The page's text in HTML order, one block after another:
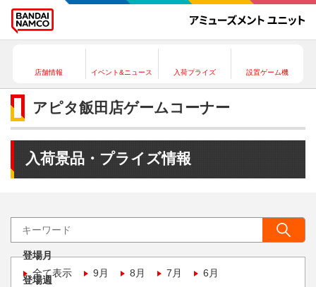
店舗情報 イベント&ニュース 入荷プライズ 設置ゲーム機
アピタ飯田店ゲームコーナー
入荷景品・プライズ情報
登場月
全て表示
9月 8月 7月 6月
登場週